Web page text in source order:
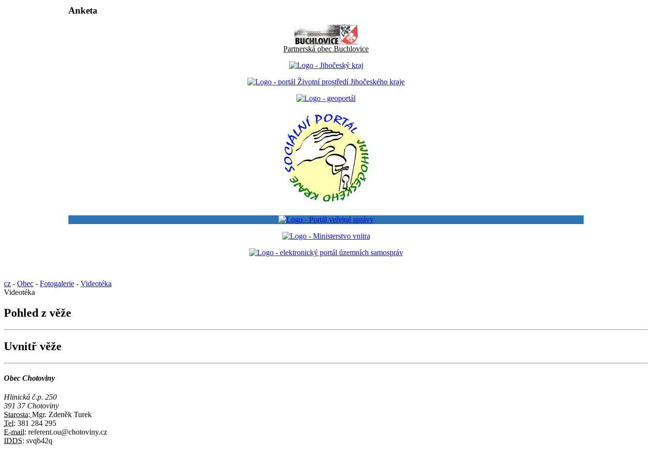
Anketa
Partnerská obec Buchlovice
cz - Obec - Fotogalerie - Videotéka
Videotéka
Pohled z věže
Uvnitř věže
Obec Chotoviny
Hlinická č.p. 250
391 37 Chotoviny
Starosta: Mgr. Zdeněk Turek
Tel: 381 284 295
E-mail: referent.ou@chotoviny.cz
IDDS: svqb42q